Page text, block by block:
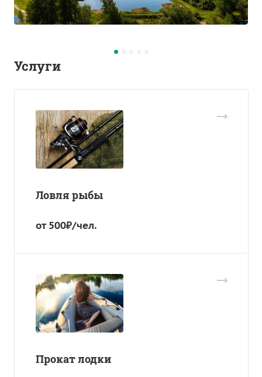
Услуги
Ловля рыбы
от 500₽/чел.
Прокат лодки